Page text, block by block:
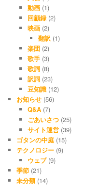
動画(1)
回顧録(2)
映画(2)
翻訳 (1)
楽団(2)
歌手(3)
歌詞(8)
訳詞(23)
豆知識(12)
お知らせ (56)
Q&A(7)
ごあいさつ(25)
サイト運営(39)
ゴタンの中庭 (15)
テクノロジー (9)
ウェブ(9)
季節 (21)
未分類(14)